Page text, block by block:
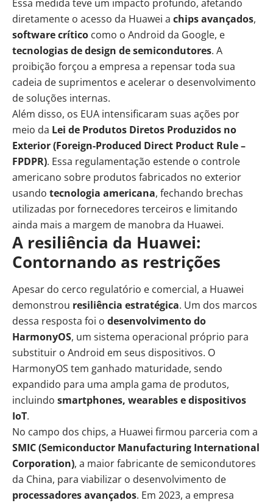
Essa medida teve um impacto profundo, afetando
diretamente o acesso da Huawei a chips avançados,
software crítico como o Android da Google, e
tecnologias de design desemicondutores. A
proibição forçou a empresa a repensar toda sua
cadeia de suprimentos e acelerar o desenvolvimento
de soluções internas.
Além disso, os EUA intensificaram suas ações por
meio da Lei de Produtos Diretos Produzidos no
Exterior (Foreign-Produced Direct Product Rule –
FPDPR). Essa regulamentação estende o controle
americano sobre produtos fabricados no exterior
usando tecnologia americana, fechando brechas
utilizadas por fornecedores terceiros e limitando
ainda mais a margem de manobra da Huawei.
A resiliência da Huawei:
Contornando as restrições
Apesar do cerco regulatório e comercial, a Huawei
demonstrou resiliência estratégica. Um dos marcos
dessa resposta foi o desenvolvimento do
HarmonyOS, um sistema operacional próprio para
substituir o Android em seus dispositivos. O
HarmonyOS tem ganhado maturidade, sendo
expandido para uma ampla gama de produtos,
incluindo smartphones, wearables e dispositivos
IoT.
No campo dos chips, a Huawei firmou parceria com a
SMIC (Semiconductor Manufacturing International
Corporation), a maior fabricante de semicondutores
da China, para viabilizar o desenvolvimento de
processadores avançados. Em 2023, a empresa